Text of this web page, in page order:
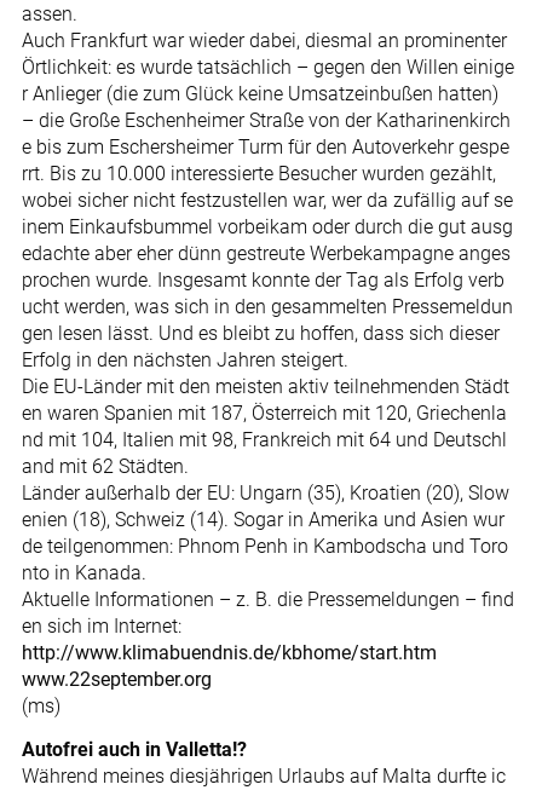
assen.
Auch Frankfurt war wieder dabei, diesmal an prominenter
Örtlichkeit: es wurde tatsächlich – gegen den Willen einige
r Anlieger (die zum Glück keine Umsatzeinbußen hatten)
– die Große Eschenheimer Straße von der Katharinenkirch
e bis zum Eschersheimer Turm für den Autoverkehr gespe
rrt. Bis zu 10.000 interessierte Besucher wurden gezählt,
wobei sicher nicht festzustellen war, wer da zufällig auf se
inem Einkaufsbummel vorbeikam oder durch die gut ausg
edachte aber eher dünn gestreute Werbekampagne anges
prochen wurde. Insgesamt konnte der Tag als Erfolg verb
ucht werden, was sich in den gesammelten Pressemeldun
gen lesen lässt. Und es bleibt zu hoffen, dass sich dieser
Erfolg in den nächsten Jahren steigert.
Die EU-Länder mit den meisten aktiv teilnehmenden Städt
en waren Spanien mit 187, Österreich mit 120, Griechenla
nd mit 104, Italien mit 98, Frankreich mit 64 und Deutschl
and mit 62 Städten.
Länder außerhalb der EU: Ungarn (35), Kroatien (20), Slow
enien (18), Schweiz (14). Sogar in Amerika und Asien wur
de teilgenommen: Phnom Penh in Kambodscha und Toro
nto in Kanada.
Aktuelle Informationen – z. B. die Pressemeldungen – find
en sich im Internet:
http://www.klimabuendnis.de/kbhome/start.htm
www.22september.org
(ms)
Autofrei auch in Valletta!?
Während meines diesjährigen Urlaubs auf Malta durfte ic